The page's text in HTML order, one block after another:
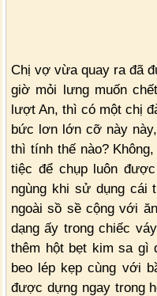
Chị vợ vừa quay ra đã
giờ mỏi lưng muốn
lượt An, thì có một chị
bức lơn lớn cỡ này
thì tính thế nào?
tiệc để chụp luôn
ngùng khi sử dụng cái
ngoài sồ sề cộng với
dạng ấy trong chiếc
thêm hột bẹt kim sa gì
beo lép kẹp cùng với
được dựng ngay trong